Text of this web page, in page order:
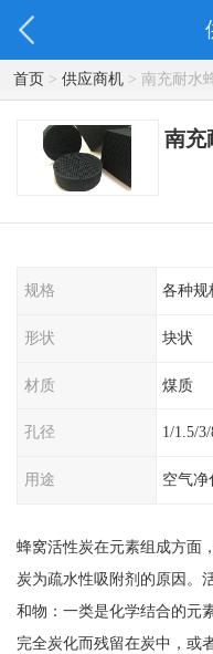
首页> 供应商机> 南充耐水
南充
规格 各种规
形状 块状
材质 煤质
孔径 1/1.5/
用途 空气净
蜂窝活性炭在元素组成方面
炭为疏水性吸附剂的原因。
和物：一类是化学结合的元
完全炭化而残留在炭中，或